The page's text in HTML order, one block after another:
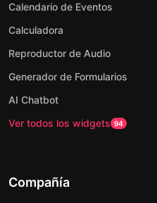
Calendario de Eventos
Calculadora
Reproductor de Audio
Generador de Formularios
AI Chatbot
Ver todos los widgets 94
Compañía